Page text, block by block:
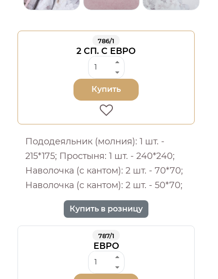
786/1
2 СП. С ЕВРО
Купить
Пододеяльник (молния): 1 шт. -
215*175; Простыня: 1 шт. - 240*240;
Наволочка (с кантом): 2 шт. - 70*70;
Наволочка (с кантом): 2 шт. - 50*70;
Купить в розницу
787/1
ЕВРО